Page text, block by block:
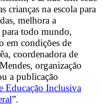
crianças na escola para
melhora a
todo mundo,
em condições de
coordenadora de
organização
a publicação
Educação Inclusiva
”.